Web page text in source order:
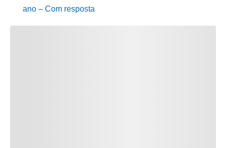
ano – Com resposta